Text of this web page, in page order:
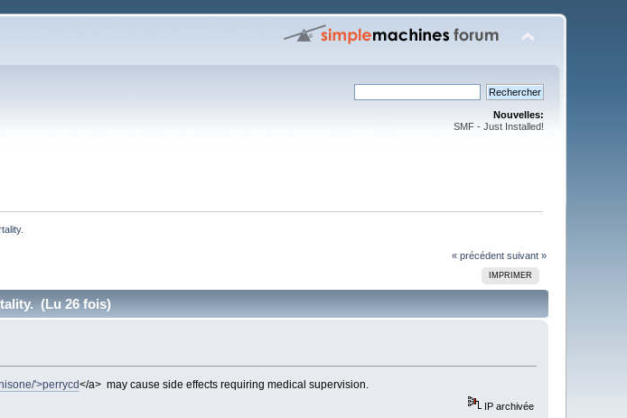
Nouvelles:
SMF - Just Installed!
« précédent suivant »
IMPRIMER
(Lu 26 fois)
'>perrycd</a> may cause side effects requiring medical supervision.
IP archivée